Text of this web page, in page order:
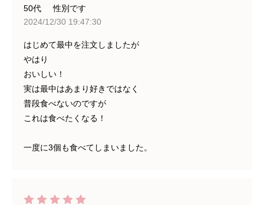
50代
性別です
2024/12/30 19:47:30
はじめて最中を注文しましたが
やはり
おいしい！
実は最中はあまり好きではなく
普段食べないのですが
これは食べたくなる！
一度に3個も食べてしまいました。